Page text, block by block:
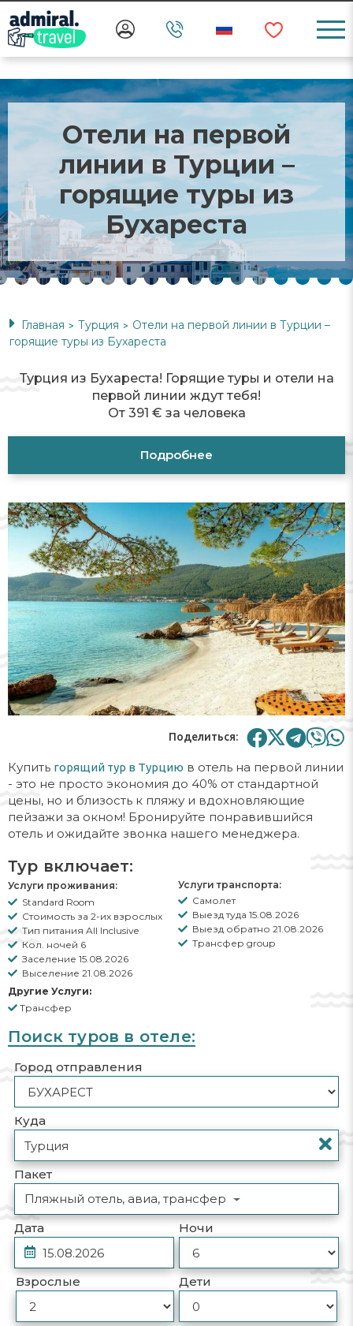
Отели на первой
линии в Турции –
горящие туры из
Бухареста
Главная > Турция > Отели на первой линии в Турции –
горящие туры из Бухареста
Турция из Бухареста! Горящие туры и отели на
первой линии ждут тебя!
От 391 € за человека
Подробнее
Поделиться:
Купить горящий тур в Турцию в отель на первой линии
- это не просто экономия до 40% от стандартной
цены, но и близость к пляжу и вдохновляющие
пейзажи за окном! Бронируйте понравившийся
отель и ожидайте звонка нашего менеджера.
Тур включает:
Услуги проживания:
Standard Room
Стоимость за 2-их взрослых
Тип питания All Inclusive
Кол. ночей 6
Заселение 15.08.2026
Выселение 21.08.2026
Другие Услуги:
Трансфер
Услуги транспорта:
Самолет
Выезд туда 15.08.2026
Выезд обратно 21.08.2026
Трансфер group
Поиск туров в отеле:
Город отправления
Куда
Пакет
Пляжный отель, авиа, трансфер
Дата
Ночи
Взрослые Дети